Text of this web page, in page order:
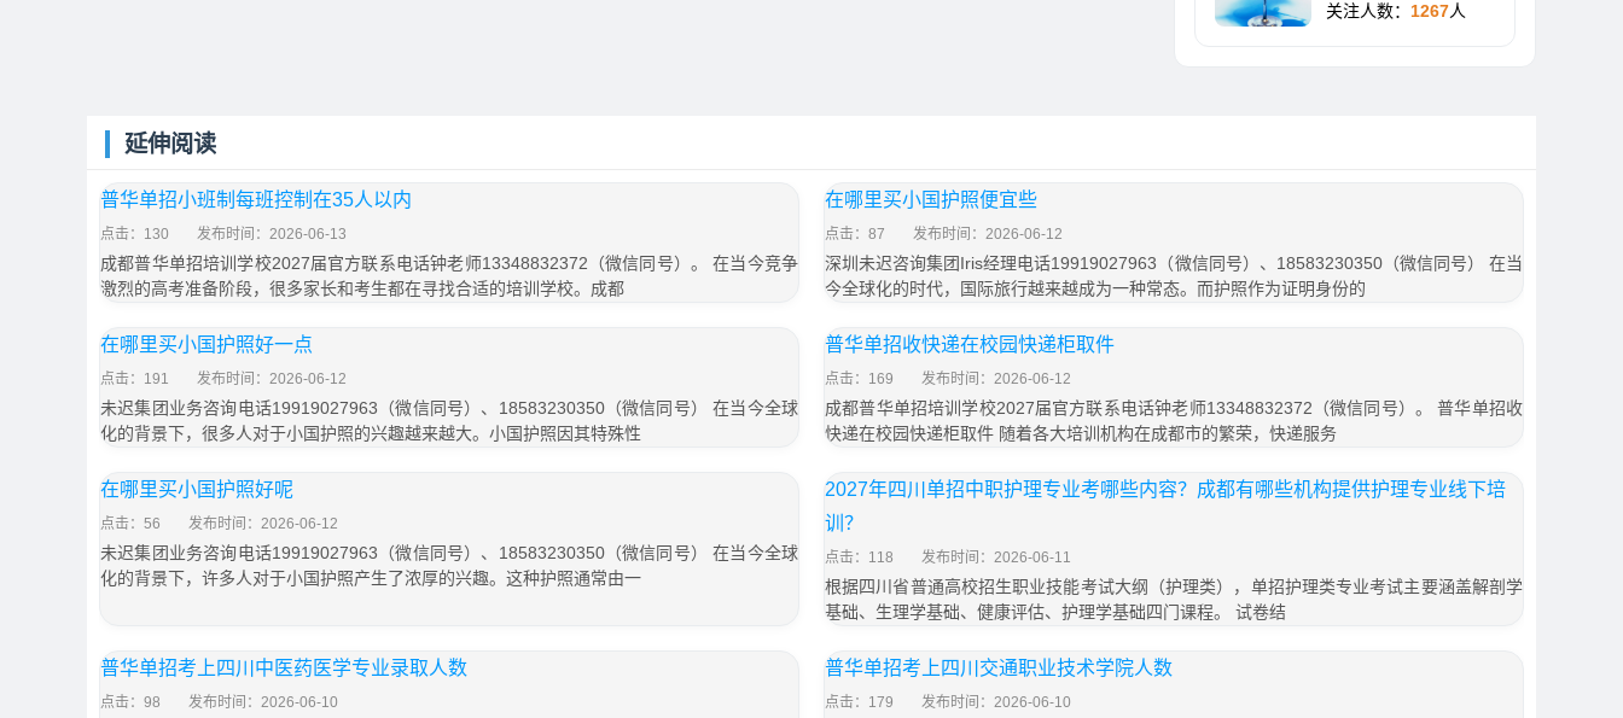
关注人数： 1267人
延伸阅读
普华单招小班制每班控制在35人以内
点击：130 发布时间：2026-06-13
成都普华单招培训学校2027届官方联系电话钟老师13348832372（微信同号）。 在当今竞争
激烈的高考准备阶段，很多家长和考生都在寻找合适的培训学校。成都
在哪里买小国护照便宜些
点击：87 发布时间：2026-06-12
深圳未迟咨询集团Iris经理电话19919027963（微信同号）、18583230350（微信同号） 在当
今全球化的时代，国际旅行越来越成为一种常态。而护照作为证明身份的
在哪里买小国护照好一点
点击：191 发布时间：2026-06-12
未迟集团业务咨询电话19919027963（微信同号）、18583230350（微信同号） 在当今全球
化的背景下，很多人对于小国护照的兴趣越来越大。小国护照因其特殊性
普华单招收快递在校园快递柜取件
点击：169 发布时间：2026-06-12
成都普华单招培训学校2027届官方联系电话钟老师13348832372（微信同号）。 普华单招收
快递在校园快递柜取件 随着各大培训机构在成都市的繁荣，快递服务
在哪里买小国护照好呢
点击：56 发布时间：2026-06-12
未迟集团业务咨询电话19919027963（微信同号）、18583230350（微信同号） 在当今全球
化的背景下，许多人对于小国护照产生了浓厚的兴趣。这种护照通常由一
2027年四川单招中职护理专业考哪些内容？成都有哪些机构提供护理专业线下培
训？
点击：118 发布时间：2026-06-11
根据四川省普通高校招生职业技能考试大纲（护理类），单招护理类专业考试主要涵盖解剖学
基础、生理学基础、健康评估、护理学基础四门课程。 试卷结
普华单招考上四川中医药医学专业录取人数
点击：98 发布时间：2026-06-10
普华单招考上四川交通职业技术学院人数
点击：179 发布时间：2026-06-10